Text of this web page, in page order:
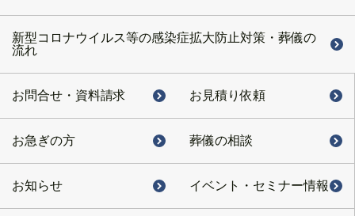
新型コロナウイルス等の感染症拡大防止対策・葬儀の
流れ
お問合せ・ 資料請求 お見積り依頼
お急ぎの方 葬儀の相談
お知らせ イベント・ セミナー情報